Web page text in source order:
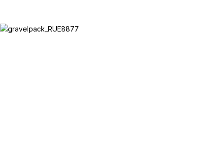
Ortlieb Waterproof